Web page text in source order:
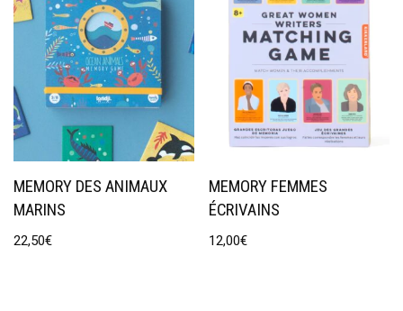
MEMORY DES ANIMAUX
MARINS
22,50€
MEMORY FEMMES
ÉCRIVAINS
12,00€